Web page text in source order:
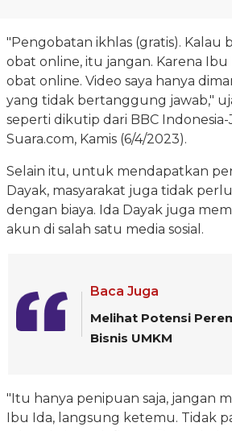
"Pengobatan ikhlas (gratis). Kalau
obat online, itu jangan. Karena Ibu
obat online. Video saya hanya
yang tidak bertanggung jawab,"
seperti dikutip dari BBC Indonesia-
Suara.com, Kamis (6/4/2023).
Selain itu, untuk mendapatkan
Dayak, masyarakat juga tidak
dengan biaya. Ida Dayak juga
akun di salah satu media sosial.
Baca Juga
Melihat Potensi
Bisnis UMKM
"Itu hanya penipuan saja, jangan
Ibu Ida, langsung ketemu. Tidak